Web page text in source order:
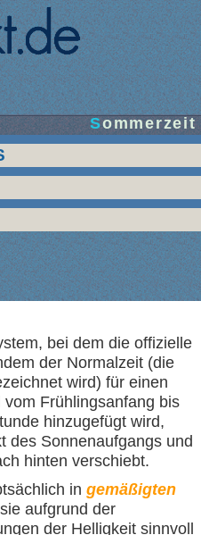
Sommerzeit
bei dem die offizielle
der Normalzeit (die
wird) für einen
Frühlingsanfang bis
hinzugefügt wird,
des Sonnenaufgangs und
hinten verschiebt.
in gemäßigten
aufgrund der
der Helligkeit sinnvoll